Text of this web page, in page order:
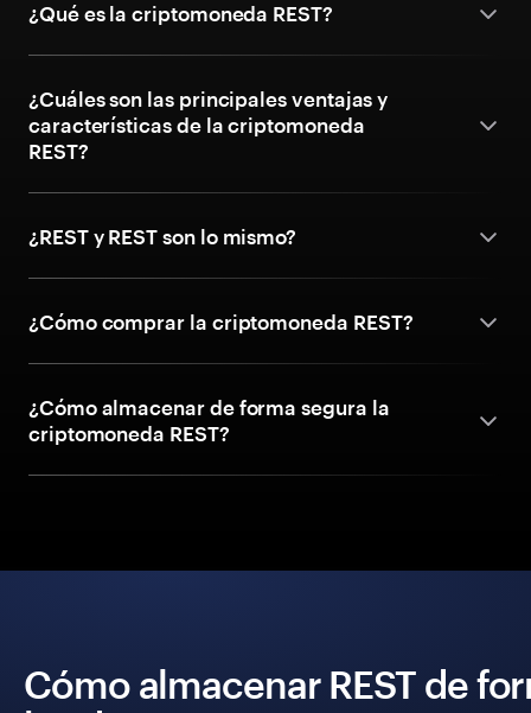
¿Qué es la criptomoneda REST?
¿Cuáles son las principales ventajas y
características de la criptomoneda
REST?
¿REST y REST son lo mismo?
¿Cómo comprar la criptomoneda REST?
¿Cómo almacenar de forma segura la
criptomoneda REST?
Cómo almacenar REST de